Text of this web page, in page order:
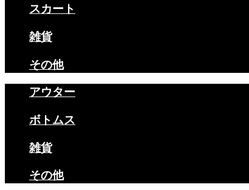
スカート
雑貨
その他
アウター
ボトムス
雑貨
その他